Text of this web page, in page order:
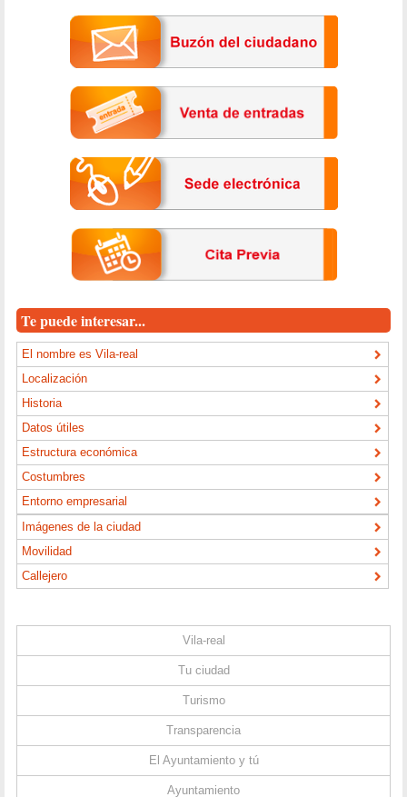
Te puede interesar...
El nombre es Vila-real
Localización
Historia
Datos útiles
Estructura económica
Costumbres
Entorno empresarial
Imágenes de la ciudad
Movilidad
Callejero
Vila-real
Tu ciudad
Turismo
Transparencia
El Ayuntamiento y tú
Ayuntamiento